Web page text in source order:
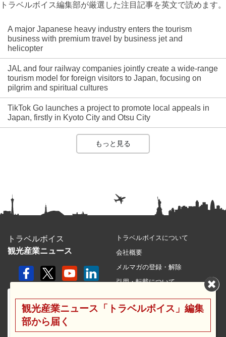
トラベルボイス編集部が厳選した注目記事を英文で読めます。
A major Japanese heavy industry enters the tourism
business with premium travel by business jet and
helicopter
JAL and four railway companies jointly create a wide-range
tourism model for foreign visitors to Japan, focusing on
pilgrim and spiritual cultures
TikTok Go launches a project to promote local appeals in
Japan, firstly in Kyoto City and Otsu City
もっと見る
トラベルボイス
観光産業ニュース
トラベルボイスについて
会社概要
メルマガの登録・解除
引用・転載について
利用規約
観光産業ニュース「トラベルボイス」編集
部から届く